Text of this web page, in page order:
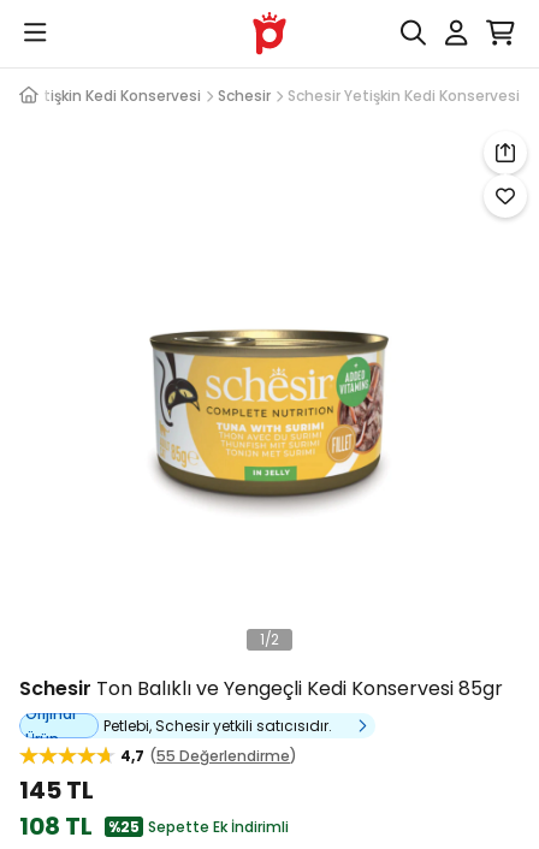
Yetişkin Kedi Konservesi Schesir Schesir Yetişkin Kedi Konservesi
1/2
Schesir Ton Balıklı ve Yengeçli Kedi Konservesi 85gr
Orijinal
Ürün
Petlebi, Schesir yetkili satıcısıdır.
4,7
55 Değerlendirme
145 TL
108 TL
%25 Sepette Ek İndirimli